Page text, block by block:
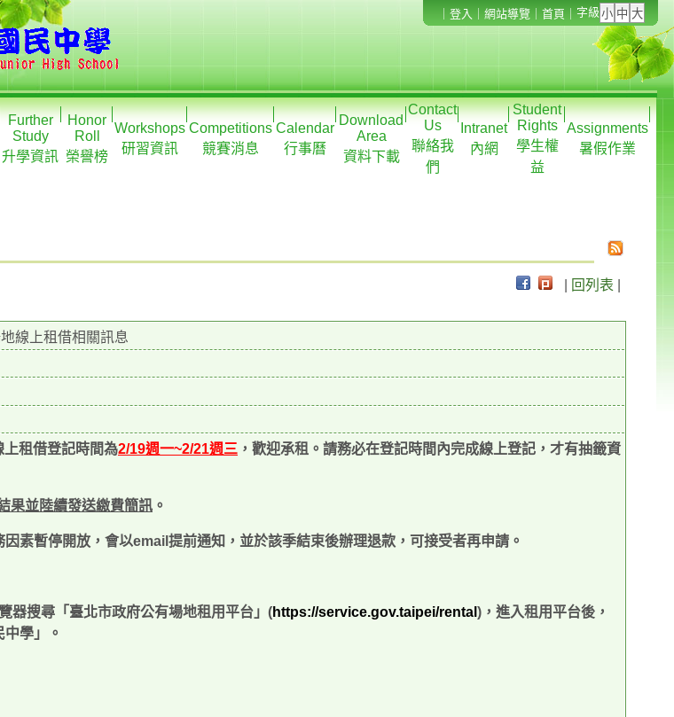
登入 網站導覽 首頁 字級
Further
Study
升學資訊
Honor
Roll
榮譽榜
Workshops
研習資訊
Competitions
競賽消息
Calendar
行事曆
Download
Area
資料下載
Contact
Us
聯絡我
們
Intranet
內網
Student
Rights
學生權
益
Assignments
暑假作業
回列表
線上租借相關訊息
上租借登記時間為2/19週一~2/21週三 ，歡迎承租。請務必在登記時間內完成線上登記，才有抽籤資
果並陸續發送繳費簡訊 。
因素暫停開放，會以email 提前通知，並於該季結束後辦理退款，可接受者再申請。
器搜尋「臺北市政府公有場地租用平台」 (https://service.gov.taipei/rental ) ，進入租用平台後，
學」。